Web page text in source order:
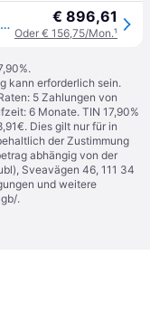
Apple iPad 11 (2025) Wi-Fi 512GB Blau - 27,9 cm (11) Liquid Retina Display, A16 Bionic Chip (MD4Y4TY/A) € 896,61
Oder € 156,75/Mon.¹
kann erforderlich sein.
5 Zahlungen von
6 Monate. TIN 17,90%
Dies gilt nur für in
der Zustimmung
abhängig von der
Sveavägen 46, 111 34
und weitere
.